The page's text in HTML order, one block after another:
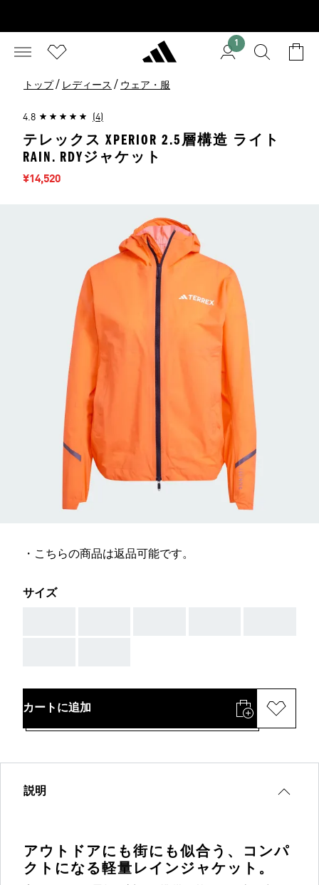
1
トップ / レディース / ウェア・服
4.8 (4)
テレックス XPERIOR 2.5層構造 ライト
RAIN. RDYジャケット
セール価格
¥14,520
・こちらの商品は返品可能です。
サイズ
カートに追加
説明
アウトドアにも街にも似合う、コンパ
クトになる軽量レインジャケット。